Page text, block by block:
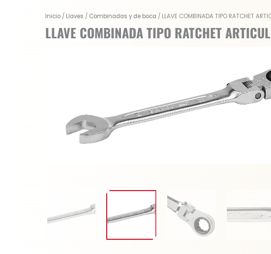
Inicio / Llaves / Combinadas y de boca / LLAVE COMBINADA TIPO RATCHET
LLAVE COMBINADA TIPO RATCHET